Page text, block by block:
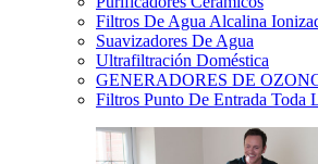
Filtros De Agua Alcalina
Suavizadores De Agua
Ultrafiltración Doméstica
GENERADORES DE
Filtros Punto De Entrada Toda